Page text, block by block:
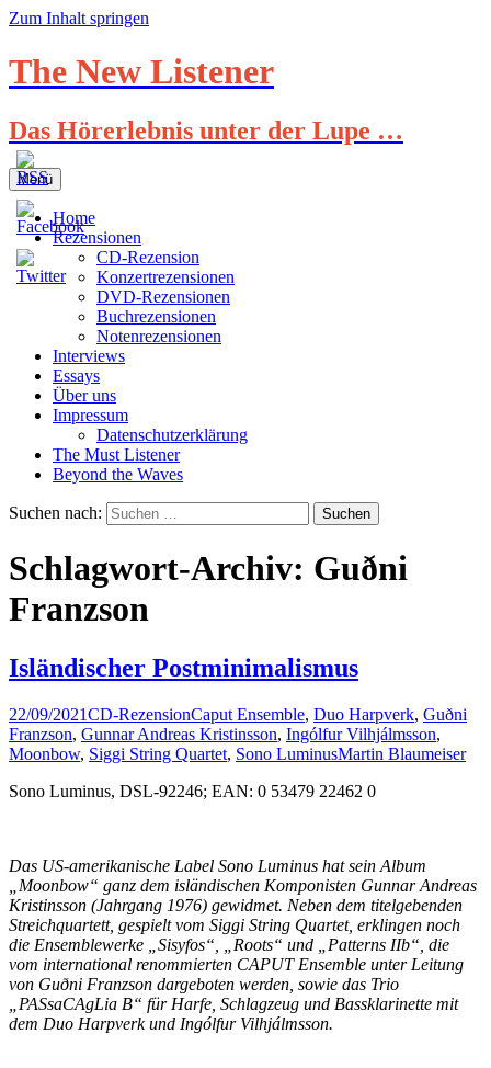
Zum Inhalt springen
The New Listener
Das Hörerlebnis unter der Lupe …
Menü
Home
Rezensionen
CD-Rezension
Konzertrezensionen
DVD-Rezensionen
Buchrezensionen
Notenrezensionen
Interviews
Essays
Über uns
Impressum
Datenschutzerklärung
The Must Listener
Beyond the Waves
Suchen nach:
Schlagwort-Archiv: Guðni
Franzson
Isländischer Postminimalismus
22/09/2021CD-RezensionCaput Ensemble, Duo Harpverk, Guðni
Franzson, Gunnar Andreas Kristinsson, Ingólfur Vilhjálmsson,
Moonbow, Siggi String Quartet, Sono LuminusMartin Blaumeiser
Sono Luminus, DSL-92246; EAN: 0 53479 22462 0
Das US-amerikanische Label Sono Luminus hat sein Album
„Moonbow“ ganz dem isländischen Komponisten Gunnar Andreas
Kristinsson (Jahrgang 1976) gewidmet. Neben dem titelgebenden
Streichquartett, gespielt vom Siggi String Quartet, erklingen noch
die Ensemblewerke „Sisyfos“, „Roots“ und „Patterns IIb“, die
vom international renommierten CAPUT Ensemble unter Leitung
von Guðni Franzson dargeboten werden, sowie das Trio
„PASsaCAgLia B“ für Harfe, Schlagzeug und Bassklarinette mit
dem Duo Harpverk und Ingólfur Vilhjálmsson.